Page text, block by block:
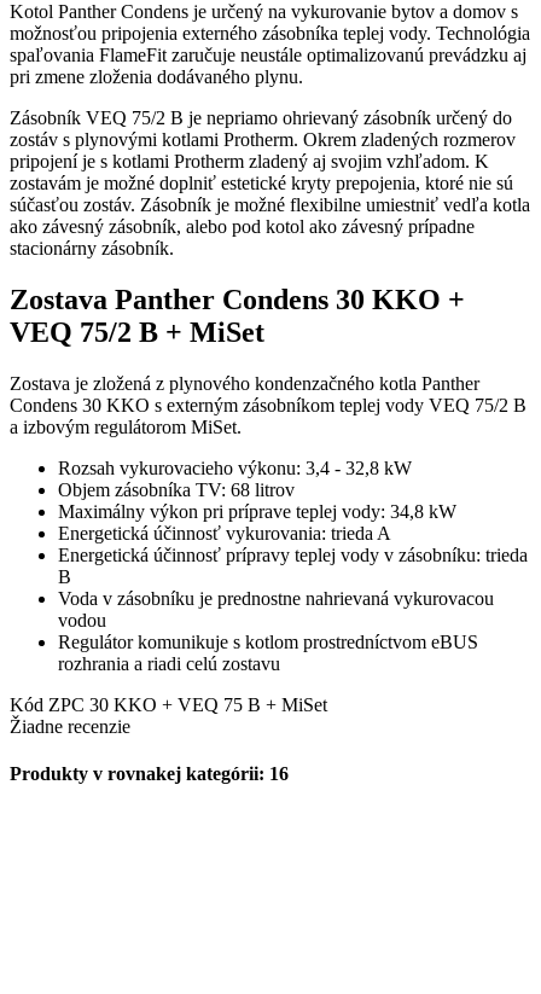
Kotol Panther Condens je určený na vykurovanie bytov a domov s
možnosťou pripojenia externého zásobníka teplej vody. Technológia
spaľovania FlameFit zaručuje neustále optimalizovanú prevádzku aj
pri zmene zloženia dodávaného plynu.
Zásobník VEQ 75/2 B je nepriamo ohrievaný zásobník určený do
zostáv s plynovými kotlami Protherm. Okrem zladených rozmerov
pripojení je s kotlami Protherm zladený aj svojim vzhľadom. K
zostavám je možné doplniť estetické kryty prepojenia, ktoré nie sú
súčasťou zostáv. Zásobník je možné flexibilne umiestniť vedľa kotla
ako závesný zásobník, alebo pod kotol ako závesný prípadne
stacionárny zásobník.
Zostava Panther Condens 30 KKO +
VEQ 75/2 B + MiSet
Zostava je zložená z plynového kondenzačného kotla Panther
Condens 30 KKO s externým zásobníkom teplej vody VEQ 75/2 B
a izbovým regulátorom MiSet.
Rozsah vykurovacieho výkonu: 3,4 - 32,8 kW
Objem zásobníka TV: 68 litrov
Maximálny výkon pri príprave teplej vody: 34,8 kW
Energetická účinnosť vykurovania: trieda A
Energetická účinnosť prípravy teplej vody v zásobníku: trieda
B
Voda v zásobníku je prednostne nahrievaná vykurovacou
vodou
Regulátor komunikuje s kotlom prostredníctvom eBUS
rozhrania a riadi celú zostavu
Kód ZPC 30 KKO + VEQ 75 B + MiSet
Žiadne recenzie
Produkty v rovnakej kategórii: 16